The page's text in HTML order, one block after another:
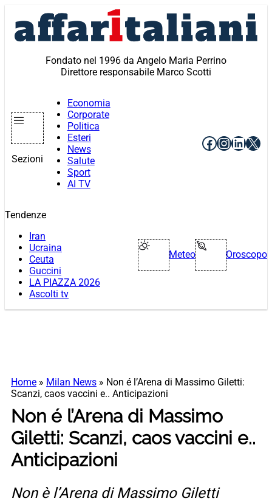
contenuto
Fondato nel 1996 da Angelo Maria Perrino
Direttore responsabile Marco Scotti
Sezioni
Economia
Corporate
Politica
Esteri
News
Salute
Sport
AI TV
Facebook
X
Tendenze
Iran
Ucraina
Ceuta
Guccini
LA PIAZZA 2026
Ascolti tv
Meteo Oroscopo
Home » Milan News » Non é l’Arena di Massimo Giletti:
Scanzi, caos vaccini e.. Anticipazioni
Non é l’Arena di Massimo
Giletti: Scanzi, caos vaccini e..
Anticipazioni
Non è l’Arena di Massimo Giletti